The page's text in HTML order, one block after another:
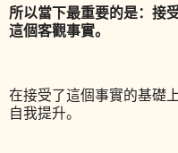
所以當下最重要的是：接
這個客觀事實。
在接受了這個事實的基礎
自我提升。